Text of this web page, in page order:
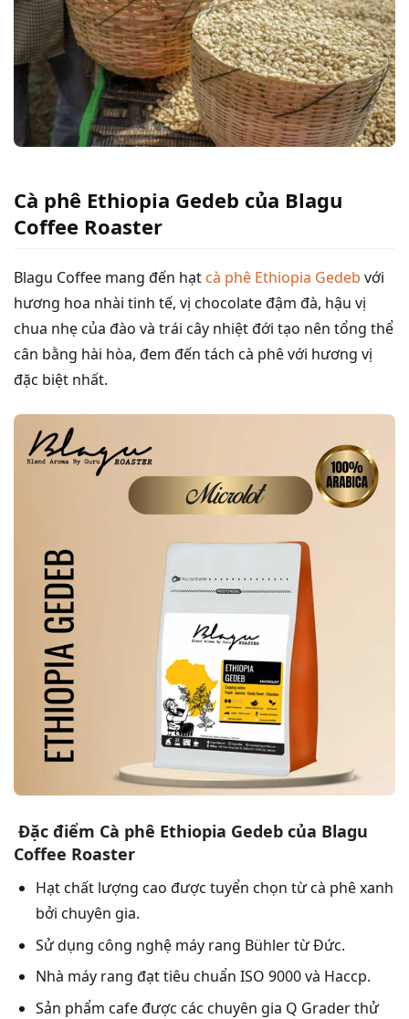
Cà phê Ethiopia Gedeb của Blagu
Coffee Roaster
Blagu Coffee mang đến hạt cà phê Ethiopia Gedeb với
hương hoa nhài tinh tế, vị chocolate đậm đà, hậu vị
chua nhẹ của đào và trái cây nhiệt đới tạo nên tổng thể
cân bằng hài hòa, đem đến tách cà phê với hương vị
đặc biệt nhất.
Đặc điểm Cà phê Ethiopia Gedeb của Blagu
Coffee Roaster
Hạt chất lượng cao được tuyển chọn từ cà phê xanh
bởi chuyên gia.
Sử dụng công nghệ máy rang Bühler từ Đức.
Nhà máy rang đạt tiêu chuẩn ISO 9000 và Haccp.
Sản phẩm cafe được các chuyên gia Q Grader thử